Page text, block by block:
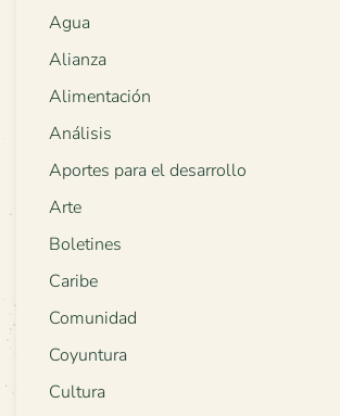
Agua
Alianza
Alimentación
Análisis
Aportes para el desarrollo
Arte
Boletines
Caribe
Comunidad
Coyuntura
Cultura